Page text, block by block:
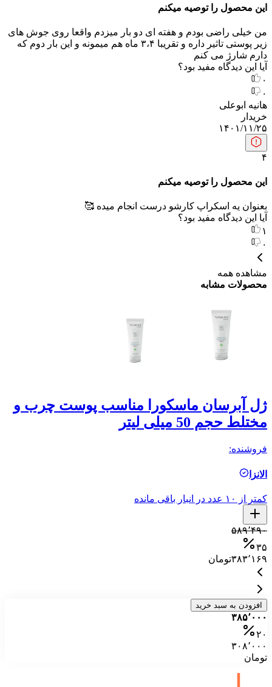
این محصول را توصیه میکنم
من خیلی راضی بودم و هفته ای دو بار میزدم واقعا روی جوش های
زیر پوستی تاثیر داره و تقریبا ۳،۴ ماه هم میمونه و این بار دوم که
دارم شارژ می کنم
آیا این دیدگاه مفید بود؟
۰
۰
هانیه ابوعلی
خریدار
۱۴۰۱/۱۱/۲۵
۴
این محصول را توصیه میکنم
بعنوان یه اسکراپ کارشو درست انجام میده 🥰
آیا این دیدگاه مفید بود؟
۱
۰
مشاهده همه
محصولات مشابه
ژل آبرسان ماسکورا مناسب پوست چرب و
مختلط حجم 50 میلی لیتر
فروشنده:
الانزا
کمتر از ۱۰ عدد در انبار باقی مانده
۵۸۹٬۴۹۰
۳۵
۳۸۳٬۱۶۹تومان
افزودن به سبد خرید
۳۸۵٬۰۰۰
۲۰
۳۰۸٬۰۰۰
تومان